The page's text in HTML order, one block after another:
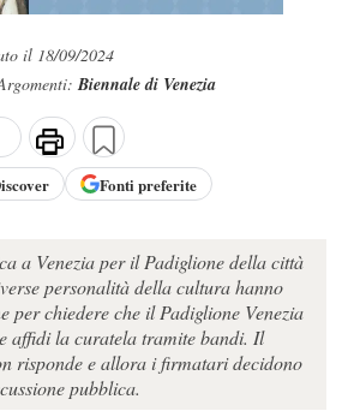
il 18/09/2024
Biennale di Venezia
Fonti preferite
a Venezia per il Padiglione della città
personalità della cultura hanno
per chiedere che il Padiglione Venezia
affidi la curatela tramite bandi. Il
risponde e allora i firmatari decidono
pubblica.